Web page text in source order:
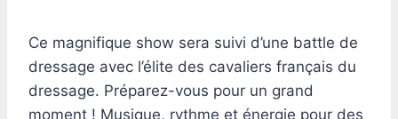
Ce magnifique show sera suivi d’une battle de
dressage avec l’élite des cavaliers français du
dressage. Préparez-vous pour un grand
moment ! Musique, rythme et énergie pour des